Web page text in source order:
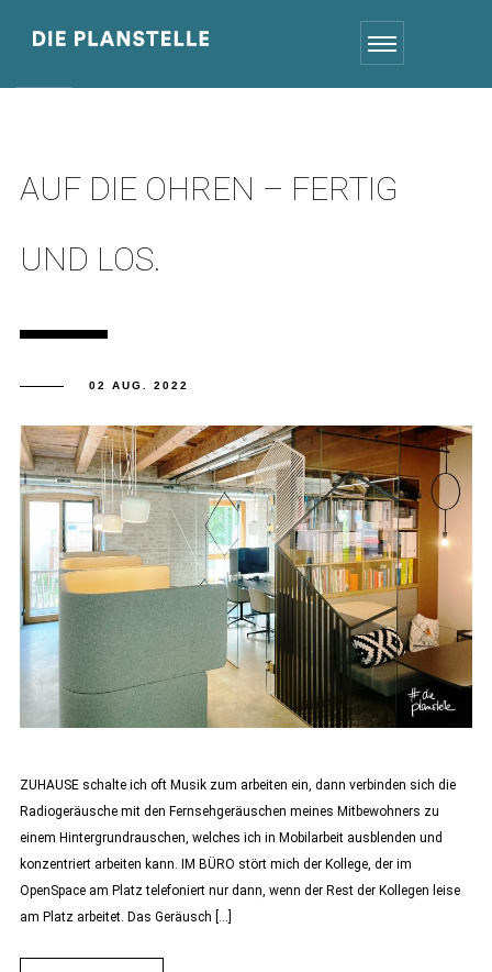
AUF DIE OHREN – FERTIG
UND LOS.
02 AUG. 2022
ZUHAUSE schalte ich oft Musik zum arbeiten ein, dann verbinden sich die
Radiogeräusche mit den Fernsehgeräuschen meines Mitbewohners zu
einem Hintergrundrauschen, welches ich in Mobilarbeit ausblenden und
konzentriert arbeiten kann. IM BÜRO stört mich der Kollege, der im
OpenSpace am Platz telefoniert nur dann, wenn der Rest der Kollegen leise
am Platz arbeitet. Das Geräusch […]